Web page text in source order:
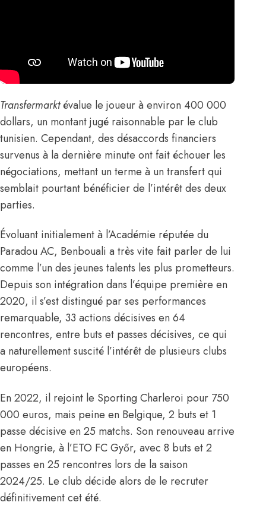
Transfermarktévalue le joueur à environ 400 000
dollars, un montant jugé raisonnable par le club
tunisien. Cependant, des désaccords financiers
survenus à la dernière minute ont fait échouer les
négociations, mettant un terme à un transfert qui
semblait pourtant bénéficier de l’intérêt des deux
parties.
Évoluant initialement à l’Académie réputée du
Paradou AC, Benbouali a très vite fait parler de lui
comme l’un des jeunes talents les plus prometteurs.
Depuis son intégration dans l’équipe première en
2020, il s’est distingué par ses performances
remarquable, 33 actions décisives en 64
rencontres, entre buts et passes décisives, ce qui
a naturellement suscité l’intérêt de plusieurs clubs
européens.
En 2022, il rejoint le Sporting Charleroi pour 750
000 euros, mais peine en Belgique, 2 buts et 1
passe décisive en 25 matchs. Son renouveau arrive
en Hongrie, à l’ETO FC Győr, avec 8 buts et 2
passes en 25 rencontres lors de la saison
2024/25. Le club décide alors de le recruter
définitivement cet été.